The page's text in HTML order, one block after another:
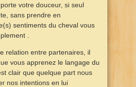
votre douceur, si seul
sans prendre en
sentiments du cheval vous
.
relation entre partenaires, il
vous apprenez le langage du
clair que quelque part nous
nos intentions en lui